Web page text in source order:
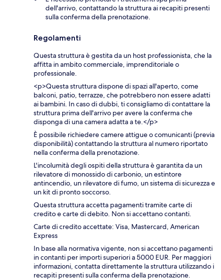
dell'arrivo, contattando la struttura ai recapiti presenti
sulla conferma della prenotazione.
Regolamenti
Questa struttura è gestita da un host professionista, che la
affitta in ambito commerciale, imprenditoriale o
professionale.
<p>Questa struttura dispone di spazi all'aperto, come
balconi, patio, terrazze, che potrebbero non essere adatti
ai bambini. In caso di dubbi, ti consigliamo di contattare la
struttura prima dell'arrivo per avere la conferma che
disponga di una camera adatta a te.</p>
È possibile richiedere camere attigue o comunicanti (previa
disponibilità) contattando la struttura al numero riportato
nella conferma della prenotazione.
L'incolumità degli ospiti della struttura è garantita da un
rilevatore di monossido di carbonio, un estintore
antincendio, un rilevatore di fumo, un sistema di sicurezza e
un kit di pronto soccorso.
Questa struttura accetta pagamenti tramite carte di
credito e carte di debito. Non si accettano contanti.
Carte di credito accettate: Visa, Mastercard, American
Express
In base alla normativa vigente, non si accettano pagamenti
in contanti per importi superiori a 5000 EUR. Per maggiori
informazioni, contatta direttamente la struttura utilizzando i
recapiti presenti sulla conferma della prenotazione.